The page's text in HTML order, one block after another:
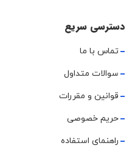
دسترسی سریع
تماس با ما
سوالات متداول
قوانین و مقررات
حریم خصوصی
راهنمای استفاده